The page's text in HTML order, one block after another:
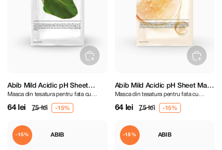
Abib Mild Acidic pH Sheet
Heartleaf Fit Mask
Masca din tesatura pentru fata cu
extract de Hottunya
64 lei 75 lei
Abib Mild Acidic pH Sheet Mask
Glutathiosome Fit
Masca din tesatura pentru fata cu
64 lei 75 lei
ABIB
-15% ABIB
-15%